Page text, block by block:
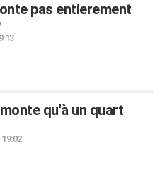
pas entierement
qu'à un quart